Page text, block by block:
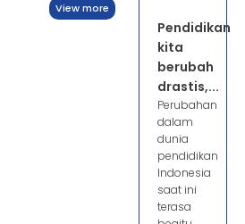
View more
Pendidikan
kita
berubah
drastis,...
Perubahan
dalam
dunia
pendidikan
Indonesia
saat ini
terasa